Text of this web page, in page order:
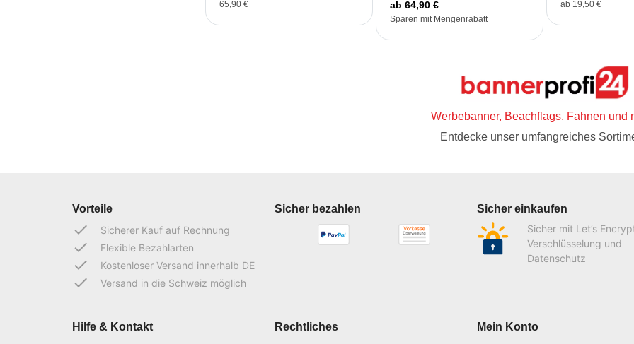
65,90 €
ab 64,90 €
Sparen mit Mengenrabatt
ab 19,50 €
Werbebanner, Beachflags, Fahnen und
Entdecke unser umfangreiches
Vorteile
done Sicherer Kauf auf Rechnung
done Flexible Bezahlarten
done Kostenloser Versand innerhalb DE
done Versand in die Schweiz möglich
Sicher bezahlen
Sicher einkaufen
Sicher mit Let’s
Verschlüsselung und
Datenschutz
Hilfe & Kontakt
Rechtliches
Mein Konto